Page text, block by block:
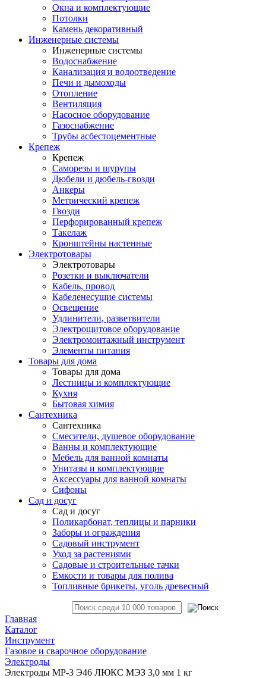
Окна и комплектующие
Потолки
Камень декоративный
Инженерные системы
Инженерные системы
Водоснабжение
Канализация и водоотведение
Печи и дымоходы
Отопление
Вентиляция
Насосное оборудование
Газоснабжение
Трубы асбестоцементные
Крепеж
Крепеж
Саморезы и шурупы
Дюбели и дюбель-гвозди
Анкеры
Метрический крепеж
Гвозди
Перфорированный крепеж
Такелаж
Кронштейны настенные
Электротовары
Электротовары
Розетки и выключатели
Кабель, провод
Кабеленесущие системы
Освещение
Удлинители, разветвители
Электрощитовое оборудование
Электромонтажный инструмент
Элементы питания
Товары для дома
Товары для дома
Лестницы и комплектующие
Кухня
Бытовая химия
Сантехника
Сантехника
Смесители, душевое оборудование
Ванны и комплектующие
Мебель для ванной комнаты
Унитазы и комплектующие
Аксессуары для ванной комнаты
Сифоны
Сад и досуг
Сад и досуг
Поликарбонат, теплицы и парники
Заборы и ограждения
Садовый инструмент
Уход за растениями
Садовые и строительные тачки
Емкости и товары для полива
Топливные брикеты, уголь древесный
Главная
Каталог
Инструмент
Газовое и сварочное оборудование
Электроды
Электроды МР-3 Э46 ЛЮКС МЭЗ 3,0 мм 1 кг